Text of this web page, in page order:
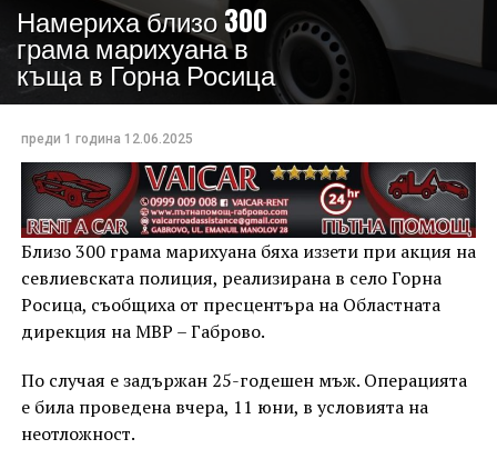
Намериха близо 300
грама марихуана в
къща в Горна Росица
преди 1 година 12.06.2025
Близо 300 грама марихуана бяха иззети при акция на
севлиевската полиция, реализирана в село Горна
Росица, съобщиха от пресцентъра на Областната
дирекция на МВР – Габрово.
По случая е задържан 25-годешен мъж. Операцията
е била проведена вчера, 11 юни, в условията на
неотложност.